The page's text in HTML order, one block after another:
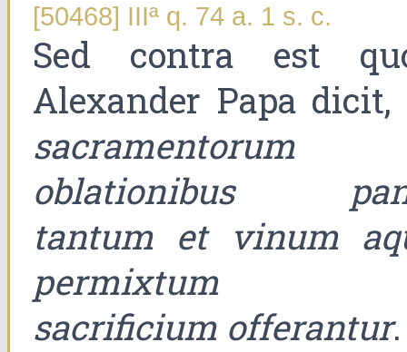
[50468] IIIª q. 74 a. 1 s. c.
Sed contra est
Alexander Papa dicit,
sacramentorum
oblationibus
tantum et vinum
permixtum
sacrificium offerantur.